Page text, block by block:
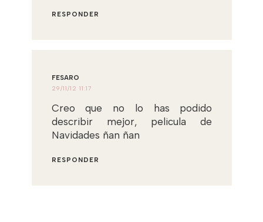
RESPONDER
FESARO
29/11/12 11:17
Creo que no lo has podido
describir mejor, pelicula de
Navidades ñan ñan
RESPONDER